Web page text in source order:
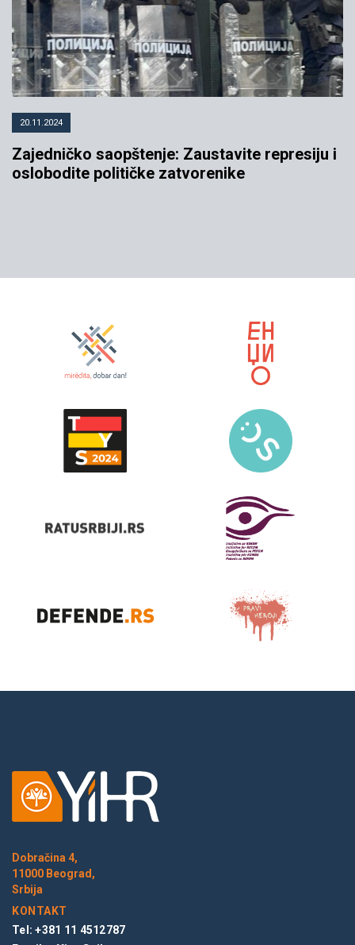
20.11.2024
Zajedničko saopštenje: Zaustavite represiju i
oslobodite političke zatvorenike
Dobračina 4,
11000 Beograd,
Srbija
KONTAKT
Tel: +381 11 4512787